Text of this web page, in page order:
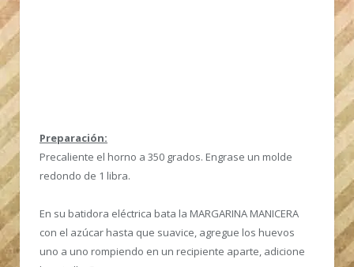
Preparación:
Precaliente el horno a 350 grados. Engrase un molde
redondo de 1 libra.
En su batidora eléctrica bata la MARGARINA MANICERA
con el azúcar hasta que suavice, agregue los huevos
uno a uno rompiendo en un recipiente aparte, adicione